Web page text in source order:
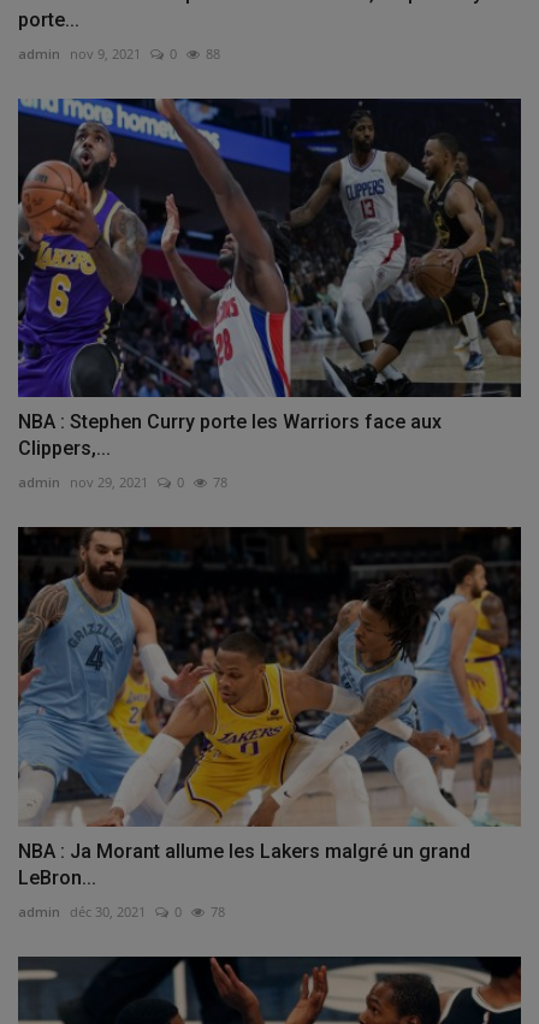
porte...
admin nov 9, 2021 0 88
NBA : Stephen Curry porte les Warriors face aux
Clippers,...
admin nov 29, 2021 0 78
NBA : Ja Morant allume les Lakers malgré un grand
LeBron...
admin déc 30, 2021 0 78